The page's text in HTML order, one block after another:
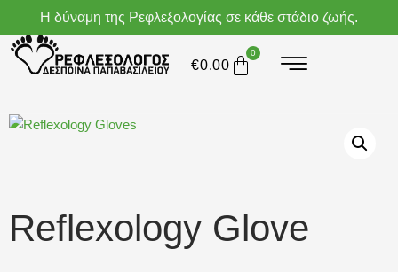
Η δύναμη της Ρεφλεξολογίας σε κάθε στάδιο ζωής.
€0.00
0
Reflexology Glove